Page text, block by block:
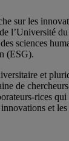
sur les
l’Université
sciences
(ESG).
et
de chercheurs
-rices qui
et